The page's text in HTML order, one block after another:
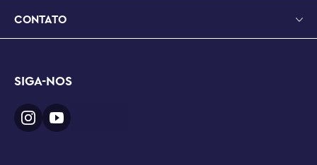
CONTATO
SIGA-NOS